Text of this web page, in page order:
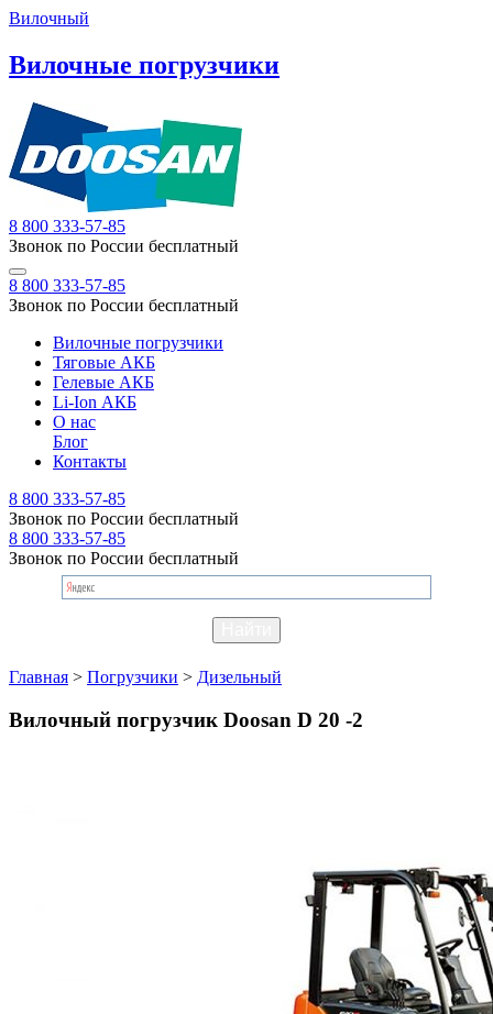
Вилочный
Вилочные погрузчики
8 800 333-57-85
Звонок по России бесплатный
8 800 333-57-85
Звонок по России бесплатный
Вилочные погрузчики
Тяговые АКБ
Гелевые АКБ
Li-Ion АКБ
О нас
Блог
Контакты
8 800 333-57-85
Звонок по России бесплатный
8 800 333-57-85
Звонок по России бесплатный
Главная > Погрузчики > Дизельный
Вилочный погрузчик Doosan D 20 -2